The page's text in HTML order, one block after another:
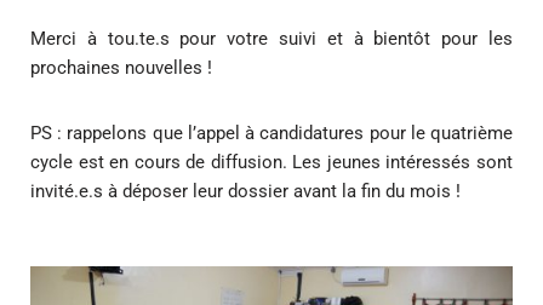
Merci à tou.te.s pour votre suivi et à bientôt pour les
prochaines nouvelles !
PS : rappelons que l’appel à candidatures pour le quatrième
cycle est en cours de diffusion. Les jeunes intéressés sont
invité.e.s à déposer leur dossier avant la fin du mois !